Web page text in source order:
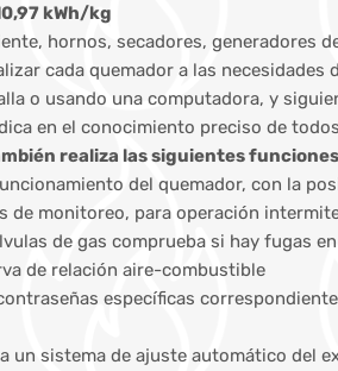
kWh/kg
hornos, secadores, generadores
cada quemador a las necesidades
o usando una computadora, y
en el conocimiento preciso de
realiza las siguientes
del quemador, con la
monitoreo, para operación
de gas comprueba si hay fugas
de relación aire-combustible
específicas
un sistema de ajuste automático del